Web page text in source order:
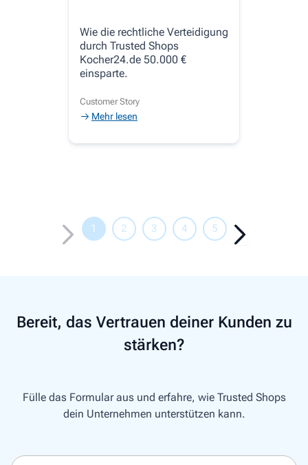
Wie die rechtliche Verteidigung
durch Trusted Shops
Kocher24.de 50.000 €
einsparte.
Customer Story
Mehr lesen
1 2 3 4 5
Bereit, das Vertrauen deiner Kunden zu
stärken?
Fülle das Formular aus und erfahre, wie Trusted Shops
dein Unternehmen unterstützen kann.